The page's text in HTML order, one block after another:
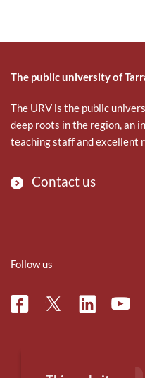
The public university of
The URV is the public
deep roots in the region, an
teaching staff and excellent
Contact us
Follow us
FacebookTwitterLinkedin